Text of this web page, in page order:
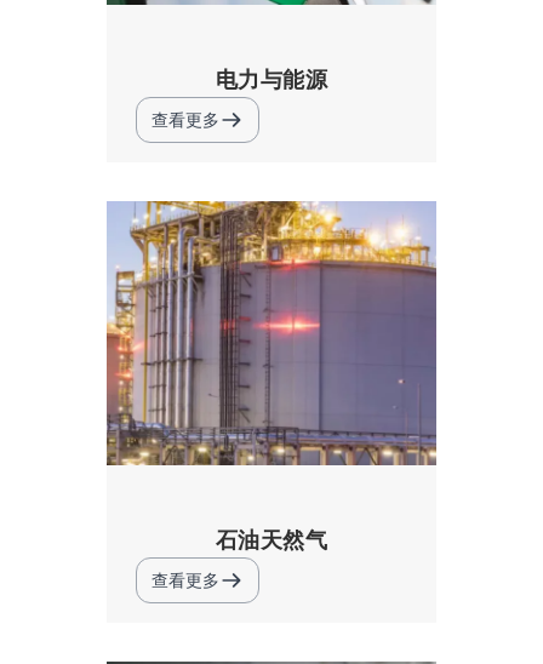
电力与能源
查看更多
石油天然气
查看更多